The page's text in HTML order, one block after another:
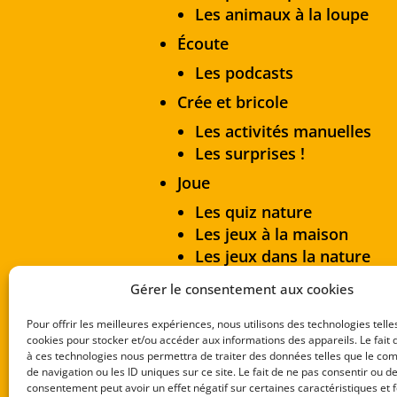
Gérer le consentement aux cookies
Pour offrir les meilleures expériences, nous utilisons des technologies
cookies pour stocker et/ou accéder aux informations des appareils. Le fait
à ces technologies nous permettra de traiter des données telles que le
de navigation ou les ID uniques sur ce site. Le fait de ne pas consentir ou
consentement peut avoir un effet négatif sur certaines caractéristiques et
Les animaux à la loupe
Écoute
Les podcasts
Crée et bricole
Les activités manuelles
Les surprises !
Joue
Les quiz nature
Les jeux à la maison
Les jeux dans la nature
Collec’ de livrets-jeux
Mentions légales